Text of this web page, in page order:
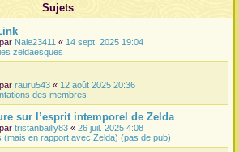
Sujets
Nale23411 « 14 sept. 2025 19:04
zeldaesques
rauru543 « 12 août 2025 20:36
des membres
sur l’esprit intemporel de Zelda
tristanbailly83 « 26 juil. 2025 4:08
(mais en rapport avec Zelda) (pas de pub)